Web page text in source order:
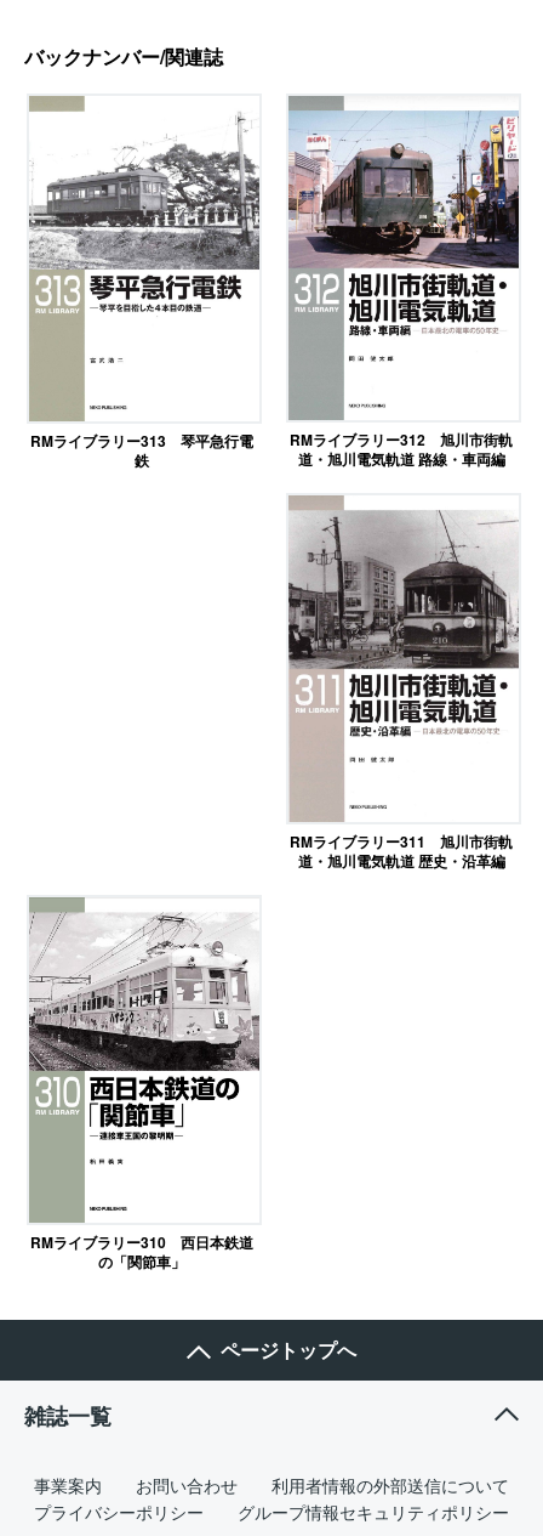
バックナンバー/関連誌
RMライブラリー313 琴平急行電
鉄
RMライブラリー312 旭川市街軌
道・旭川電気軌道 路線・車両編
RMライブラリー311 旭川市街軌
道・旭川電気軌道 歴史・沿革編
RMライブラリー310 西日本鉄道
の「関節車」
ページトップへ
雑誌一覧
事業案内 お問い合わせ
利用者情報の外部送信について
プライバシーポリシー
グループ情報セキュリティポリシー